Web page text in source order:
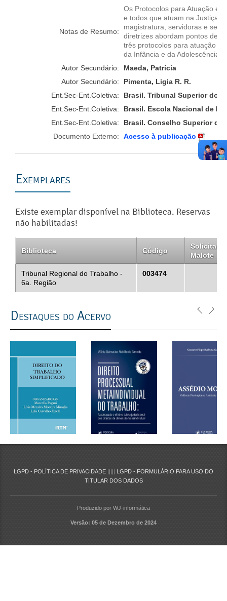
Notas de Resumo:
Os Protocolos para Atuação e
e todos que atuam na Justiça
magistratura, servidoras e
diretrizes abordam pontos de
três protocolos para atuação e
da Infância e da Adolescência;
Autor Secundário:
Maeda, Patrícia
Autor Secundário:
Pimenta, Ligia R. R.
Ent.Sec-Ent.Coletiva:
Brasil. Tribunal Superior do
Ent.Sec-Ent.Coletiva:
Brasil. Escola Nacional de
Ent.Sec-Ent.Coletiva:
Brasil. Conselho Superior da
Documento Externo:
Acesso à publicação
Exemplares
Existe exemplar disponível na Biblioteca. Reservas
não habilitadas!
Biblioteca Código
Solicitar
Malote
Tribunal Regional do Trabalho -
6a. Região
003474
Destaques do Acervo
LGPD - POLÍTICA DE PRIVACIDADE ||||| LGPD - FORMULÁRIO PARA USO DO
TITULAR DOS DADOS
Produzido por WJ-informática
Versão: 05 de Dezembro de 2024